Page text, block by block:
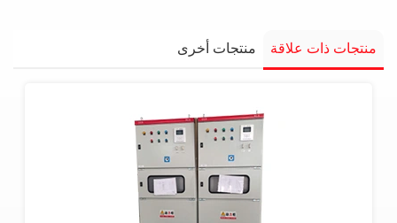
منتجات ذات علاقة منتجات أخرى